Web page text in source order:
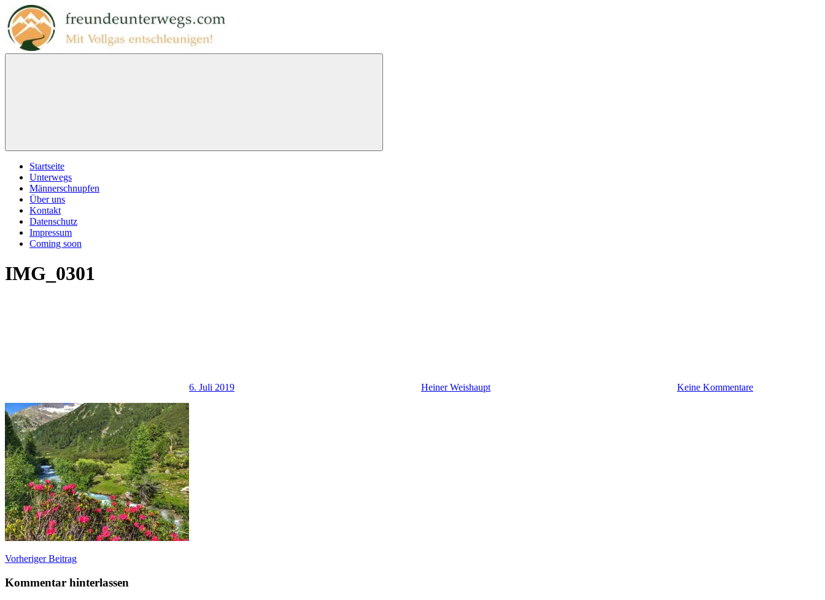
Zum
Inhalt
springen
Menu
Startseite
Unterwegs
Männerschnupfen
Über uns
Kontakt
Datenschutz
Impressum
Coming soon
IMG_0301
6. Juli 2019 Heiner Weishaupt Keine Kommentare
Beitragsnavigation
Vorheriger Beitrag
Kommentar hinterlassen